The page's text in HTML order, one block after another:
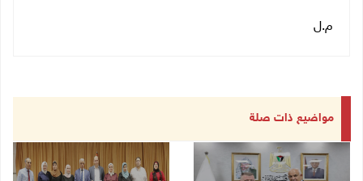
م.ل
مواضيع ذات صلة